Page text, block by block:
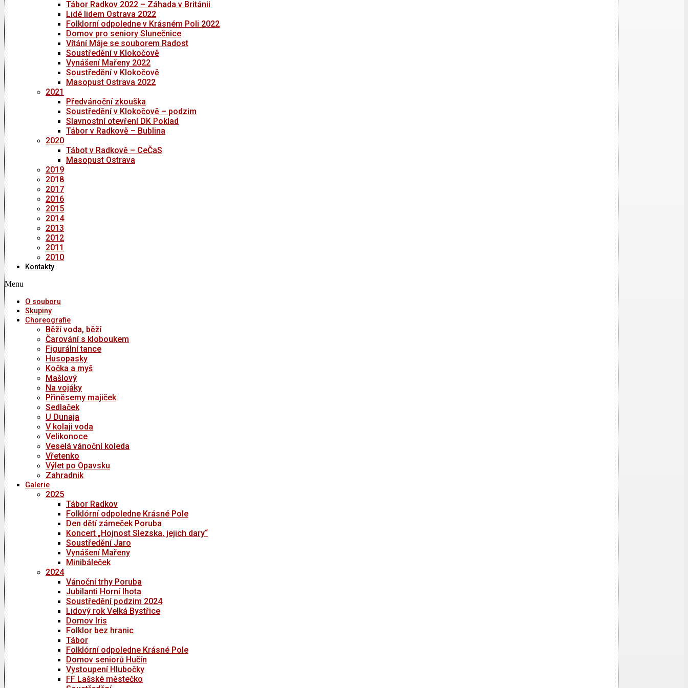
Tábor Radkov 2022 – Záhada v Británii
Lidé lidem Ostrava 2022
Folklorní odpoledne v Krásném Poli 2022
Domov pro seniory Slunečnice
Vítání Máje se souborem Radost
Soustředění v Klokočově
Vynášení Mařeny 2022
Soustředění v Klokočově
Masopust Ostrava 2022
2021
Předvánoční zkouška
Soustředění v Klokočově – podzim
Slavnostní otevření DK Poklad
Tábor v Radkově – Bublina
2020
Tábot v Radkově – CeČaS
Masopust Ostrava
2019
2018
2017
2016
2015
2014
2013
2012
2011
2010
Kontakty
Menu
O souboru
Skupiny
Choreografie
Běží voda, běží
Čarování s kloboukem
Figurální tance
Husopasky
Kočka a myš
Mašlový
Na vojáky
Přiněsemy majiček
Sedlaček
U Dunaja
V kolaji voda
Velikonoce
Veselá vánoční koleda
Vřetenko
Výlet po Opavsku
Zahradnik
Galerie
2025
Tábor Radkov
Folklórní odpoledne Krásné Pole
Den dětí zámeček Poruba
Koncert „Hojnost Slezska, jejich dary“
Soustředění Jaro
Vynášení Mařeny
Minibáleček
2024
Vánoční trhy Poruba
Jubilanti Horní lhota
Soustředění podzim 2024
Lidový rok Velká Bystřice
Domov Iris
Folklor bez hranic
Tábor
Folklórní odpoledne Krásné Pole
Domov seniorů Hučín
Vystoupení Hlubočky
FF Lašské městečko